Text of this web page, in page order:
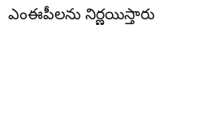
ఎంఈపీలను నిర్ణయిస్తారు